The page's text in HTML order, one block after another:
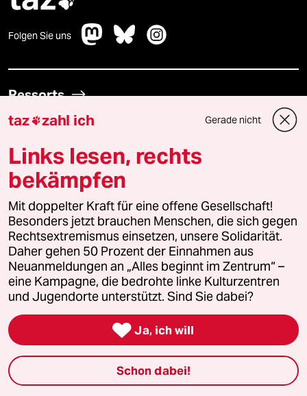
Folgen Sie uns
Ressorts
Öko
Gesellschaft
Kultur
Sport
Berlin
Nord
Wahrheit
taz zahl ich Gerade nicht
Links lesen, rechts
bekämpfen
Mit doppelter Kraft für eine offene Gesellschaft!
Besonders jetzt brauchen Menschen, die sich gegen
Rechtsextremismus einsetzen, unsere Solidarität.
Daher gehen 50 Prozent der Einnahmen aus
Neuanmeldungen an „Alles beginnt im Zentrum“ –
eine Kampagne, die bedrohte linke Kulturzentren
und Jugendorte unterstützt. Sind Sie dabei?
 Ja, ich will
Schon dabei!